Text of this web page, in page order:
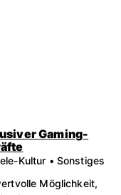
Gaming-
Kultur • Sonstiges
Möglichkeit,